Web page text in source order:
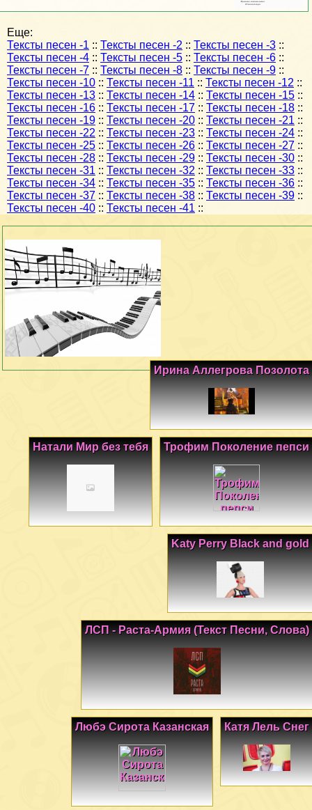
Еще:
Тексты песен -1 :: Тексты песен -2 :: Тексты песен -3 ::
Тексты песен -4 :: Тексты песен -5 :: Тексты песен -6 ::
Тексты песен -7 :: Тексты песен -8 :: Тексты песен -9 ::
Тексты песен -10 :: Тексты песен -11 :: Тексты песен -12 ::
Тексты песен -13 :: Тексты песен -14 :: Тексты песен -15 ::
Тексты песен -16 :: Тексты песен -17 :: Тексты песен -18 ::
Тексты песен -19 :: Тексты песен -20 :: Тексты песен -21 ::
Тексты песен -22 :: Тексты песен -23 :: Тексты песен -24 ::
Тексты песен -25 :: Тексты песен -26 :: Тексты песен -27 ::
Тексты песен -28 :: Тексты песен -29 :: Тексты песен -30 ::
Тексты песен -31 :: Тексты песен -32 :: Тексты песен -33 ::
Тексты песен -34 :: Тексты песен -35 :: Тексты песен -36 ::
Тексты песен -37 :: Тексты песен -38 :: Тексты песен -39 ::
Тексты песен -40 :: Тексты песен -41 ::
Ирина Аллегрова Позолота
Трофим Поколение пепси
Натали Мир без тебя
Katy Perry Black and gold
ЛСП - Раста-Армия (Текст Песни, Слова)
Катя Лель Снег
Любэ Сирота Казанская